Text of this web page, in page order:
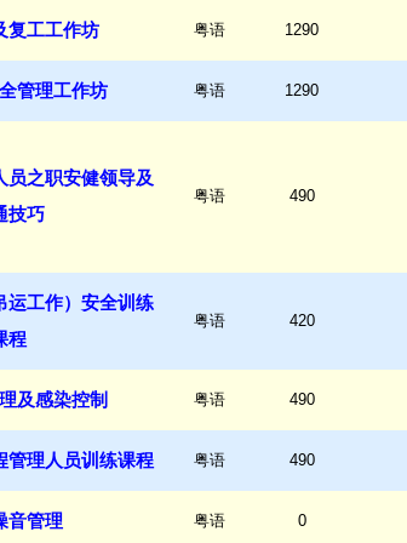
复工工作坊 粤语 1290
管理工作坊 粤语 1290
员之职安健领导及
技巧
粤语 490
运工作）安全训练
程
粤语 420
及感染控制 粤语 490
管理人员训练课程 粤语 490
音管理 粤语 0